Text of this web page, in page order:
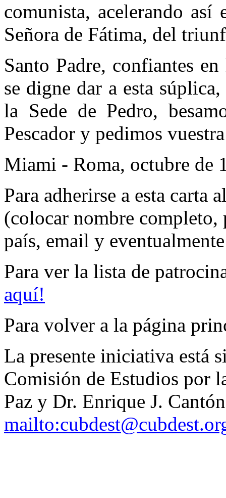
comunista, acelerando
Señora de Fátima, del
Santo Padre, confiantes
se digne dar a esta
la Sede de Pedro,
Pescador y pedimos
Miami - Roma, octubre de
Para adherirse a esta carta
(colocar nombre
país, email y
Para ver la lista de
aquí!
Para volver a la página
La presente iniciativa está
Comisión de Estudios por
Paz y Dr. Enrique J.